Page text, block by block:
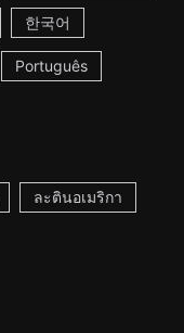
한국어
Português
ละตินอเมริกา